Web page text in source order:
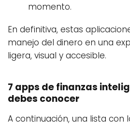
momento.
En definitiva, estas
manejo del dinero en una
ligera, visual y accesible.
7 apps de finanzas
debes conocer
A continuación, una lista con